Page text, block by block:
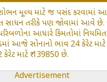
મૂલ્ય માટે જ પસંદ કરવામાં
સાધન તરીકે પણ જોવામાં આવે છે.
આધારે કિંમતોમાં
આજે સોનાનો ભાવ 24 કેરેટ માટે
કેરેટ માટે ₹ 139850 છે.
Advertisement